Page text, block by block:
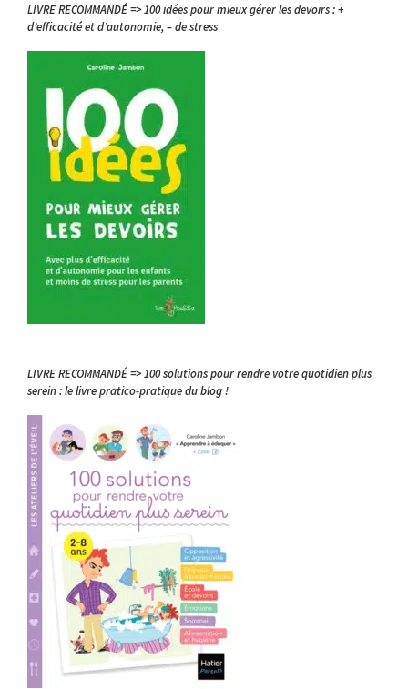
LIVRE RECOMMANDÉ => 100 idées pour mieux gérer les devoirs : +
d’efficacité et d’autonomie, – de stress
LIVRE RECOMMANDÉ => 100 solutions pour rendre votre quotidien plus
serein : le livre pratico-pratique du blog !